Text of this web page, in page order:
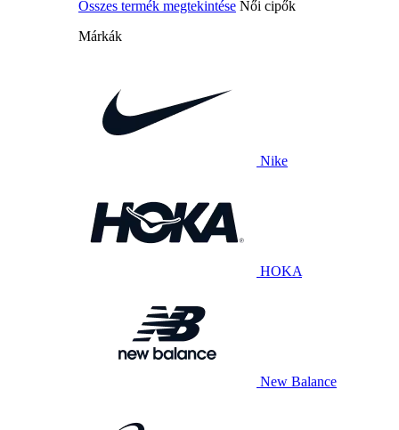
Összes termék megtekintése Női cipők
Márkák
Nike
HOKA
New Balance